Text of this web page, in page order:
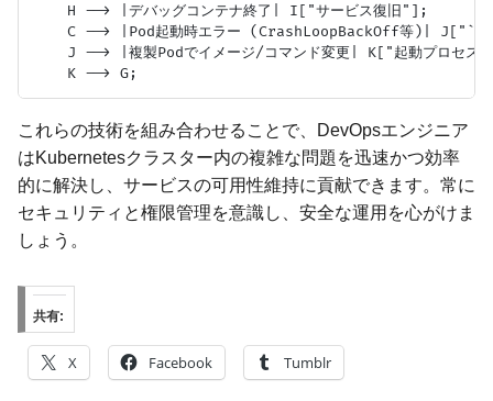
    H --> |デバッグコンテナ終了| I["サービス復旧"];
C --> |Pod起動時エラー (CrashLoopBackOff等)|
J --> |複製Podでイメージ/コマンド変更| K["起動プロセス
これらの技術を組み合わせることで、DevOpsエンジニア
はKubernetesクラスター内の複雑な問題を迅速かつ効率
的に解決し、サービスの可用性維持に貢献できます。常に
セキュリティと権限管理を意識し、安全な運用を心がけま
しょう。
共有:
X Facebook Tumblr